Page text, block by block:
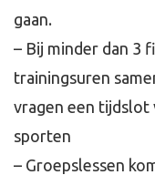
gaan.
– Bij minder dan 3
trainingsuren
vragen een
sporten
– Groepslessen